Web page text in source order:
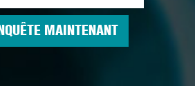
MAINTENANT